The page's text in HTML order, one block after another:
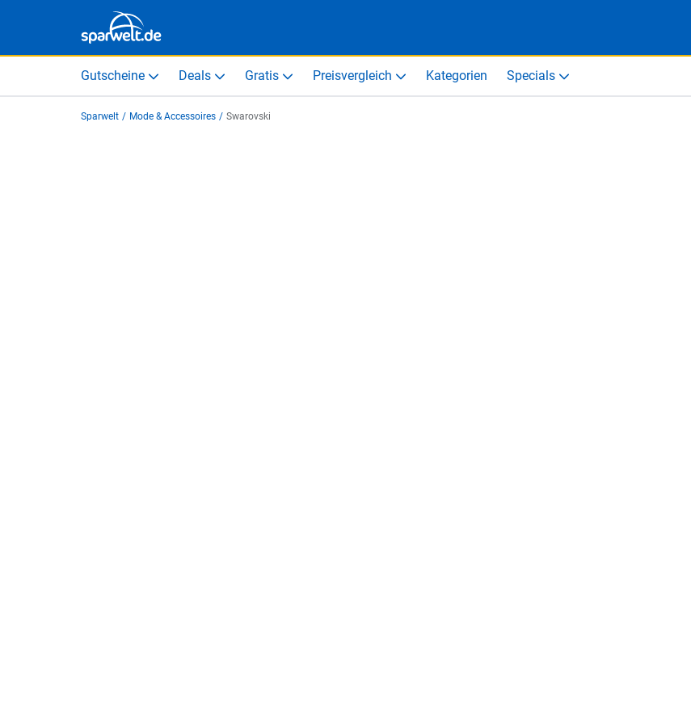
Gutscheine Deals Gratis Preisvergleich Kategorien Specials
Sparwelt / Mode & Accessoires / Swarovski